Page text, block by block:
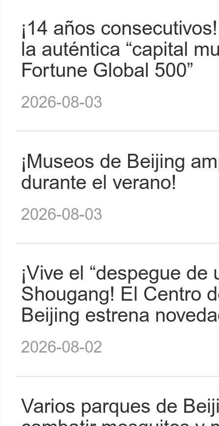
¡14 años
la auténtica “capital
Fortune Global 500”
2026-08-03
¡Museos de Beijing
durante el verano!
2026-08-03
¡Vive el “despegue
Shougang! El Centro
Beijing estrena
2026-08-02
Varios parques de